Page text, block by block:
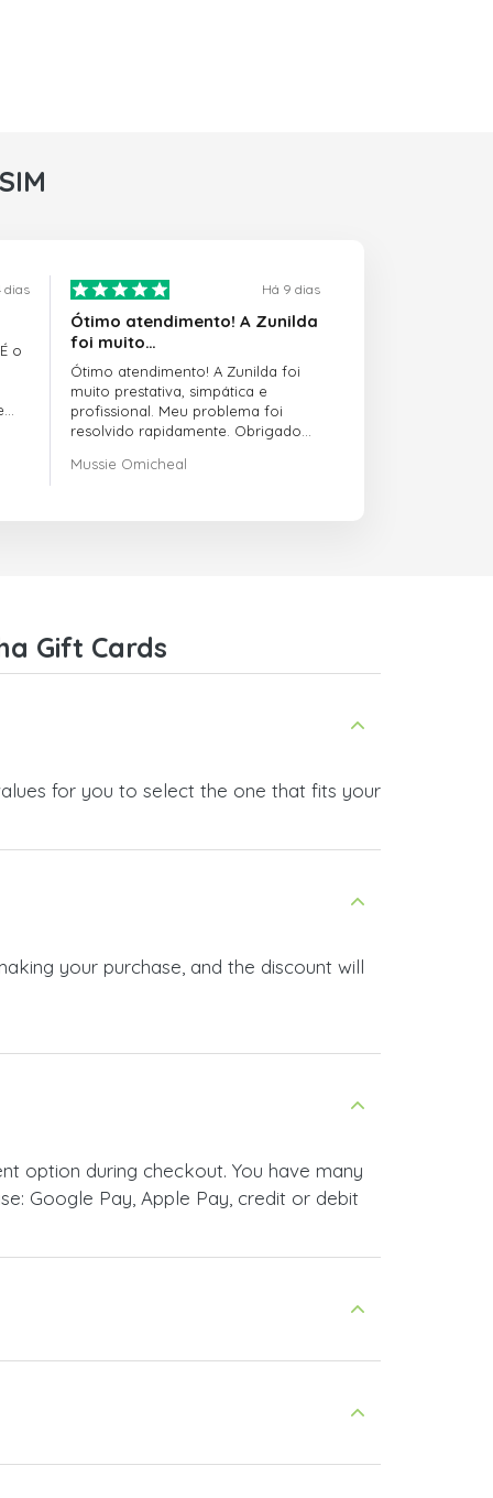
dias
o
Há 9 dias
Ótimo atendimento! A Zunilda
foi muito…
Ótimo atendimento! A Zunilda foi
muito prestativa, simpática e
profissional. Meu problema foi
resolvido rapidamente. Obrigado
Mussie Omicheal
Gift Cards
for you to select the one that fits your
your purchase, and the discount will
option during checkout. You have many
Google Pay, Apple Pay, credit or debit